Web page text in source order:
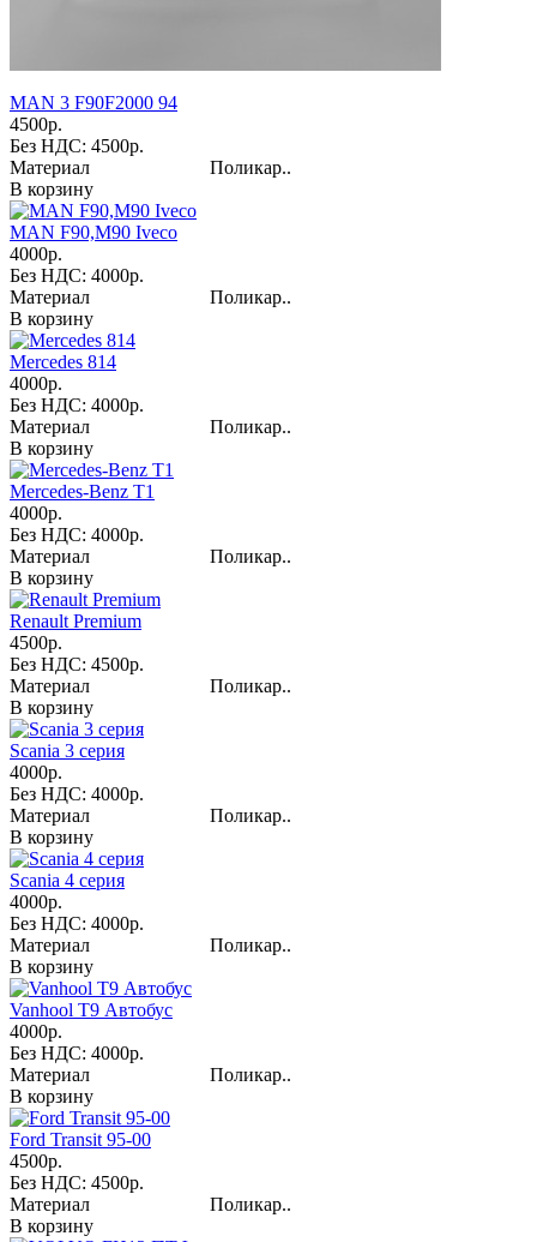
MAN 3 F90F2000 94
4500р.
Без НДС: 4500р.
Материал Поликар..
В корзину
MAN F90,M90 Iveco
4000р.
Без НДС: 4000р.
Материал Поликар..
В корзину
Mercedes 814
4000р.
Без НДС: 4000р.
Материал Поликар..
В корзину
Mercedes-Benz T1
4000р.
Без НДС: 4000р.
Материал Поликар..
В корзину
Renault Premium
4500р.
Без НДС: 4500р.
Материал Поликар..
В корзину
Scania 3 серия
4000р.
Без НДС: 4000р.
Материал Поликар..
В корзину
Scania 4 серия
4000р.
Без НДС: 4000р.
Материал Поликар..
В корзину
Vanhool T9 Автобус
4000р.
Без НДС: 4000р.
Материал Поликар..
В корзину
Ford Transit 95-00
4500р.
Без НДС: 4500р.
Материал Поликар..
В корзину